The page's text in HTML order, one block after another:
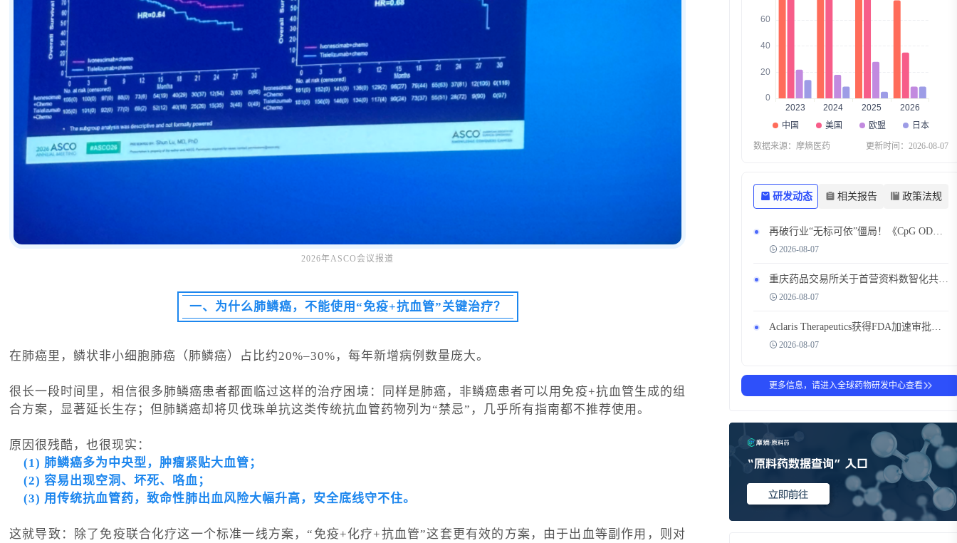
2026年ASCO会议报道
一、 为什么肺鳞癌，不能使用“免疫+抗血管”关键治疗？
在肺癌里，鳞状非小细胞肺癌（肺鳞癌）占比约20%–30%，每年新增病例数量庞大。
很长一段时间里，相信很多肺鳞癌患者都面临过这样的治疗困境：同样是肺癌，非鳞癌患者可以用免疫+抗血管生成的组
合方案，显著延长生存；但肺鳞癌却将贝伐珠单抗这类传统抗血管药物列为“禁忌”，几乎所有指南都不推荐使用。
原因很残酷，也很现实：
(1) 肺鳞癌多为中央型，肿瘤紧贴大血管；
(2) 容易出现空洞、坏死、咯血；
(3) 用传统抗血管药，致命性肺出血风险大幅升高，安全底线守不住。
这就导致：除了免疫联合化疗这一个标准一线方案，“免疫+化疗+抗血管”这套更有效的方案，由于出血等副作用，则对
数据来源：摩熵医药 更新时间： 2026-08-07
研发动态 相关报告 政策法规
2026-08-07
2026-08-07
2026-08-07
更多信息，请进入全球药物研发中心查看